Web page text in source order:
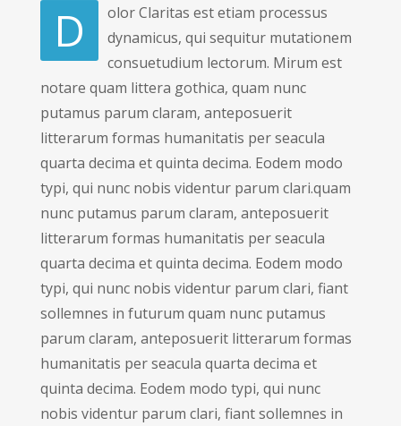
D
olor Claritas est etiam processus
dynamicus, qui sequitur mutationem
consuetudium lectorum. Mirum est
notare quam littera gothica, quam nunc
putamus parum claram, anteposuerit
litterarum formas humanitatis per seacula
quarta decima et quinta decima. Eodem modo
typi, qui nunc nobis videntur parum clari.quam
nunc putamus parum claram, anteposuerit
litterarum formas humanitatis per seacula
quarta decima et quinta decima. Eodem modo
typi, qui nunc nobis videntur parum clari, fiant
sollemnes in futurum quam nunc putamus
parum claram, anteposuerit litterarum formas
humanitatis per seacula quarta decima et
quinta decima. Eodem modo typi, qui nunc
nobis videntur parum clari, fiant sollemnes in